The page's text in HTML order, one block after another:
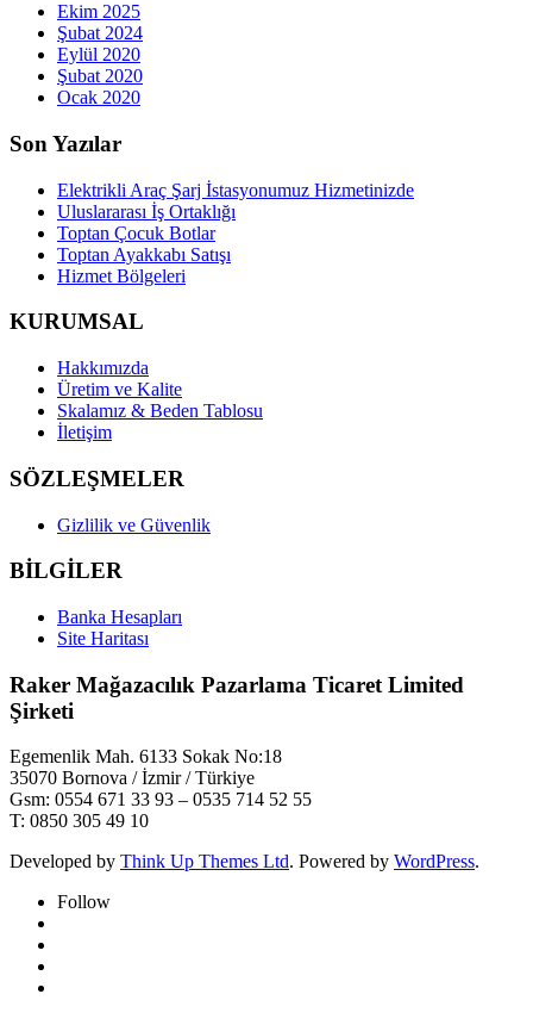
Ekim 2025
Şubat 2024
Eylül 2020
Şubat 2020
Ocak 2020
Son Yazılar
Elektrikli Araç Şarj İstasyonumuz Hizmetinizde
Uluslararası İş Ortaklığı
Toptan Çocuk Botlar
Toptan Ayakkabı Satışı
Hizmet Bölgeleri
KURUMSAL
Hakkımızda
Üretim ve Kalite
Skalamız & Beden Tablosu
İletişim
SÖZLEŞMELER
Gizlilik ve Güvenlik
BİLGİLER
Banka Hesapları
Site Haritası
Raker Mağazacılık Pazarlama Ticaret Limited
Şirketi
Egemenlik Mah. 6133 Sokak No:18
35070 Bornova / İzmir / Türkiye
Gsm: 0554 671 33 93 – 0535 714 52 55
T: 0850 305 49 10
Developed by Think Up Themes Ltd. Powered by WordPress.
Follow